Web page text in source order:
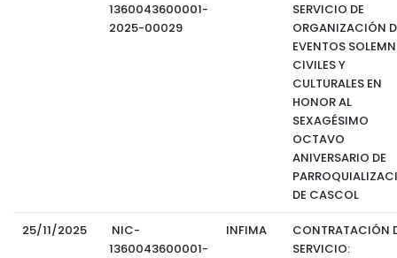
1360043600001-
2025-00029
SERVICIO DE
ORGANIZACIÓN
EVENTOS
CIVILES Y
CULTURALES EN
HONOR AL
SEXAGÉSIMO
OCTAVO
ANIVERSARIO DE
DE CASCOL
25/11/2025
NIC-
1360043600001-
INFIMA
CONTRATACIÓN
SERVICIO: